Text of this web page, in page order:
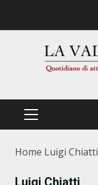
PRIMÄRES
Home Luigi Chiatti
Luigi Chiatti